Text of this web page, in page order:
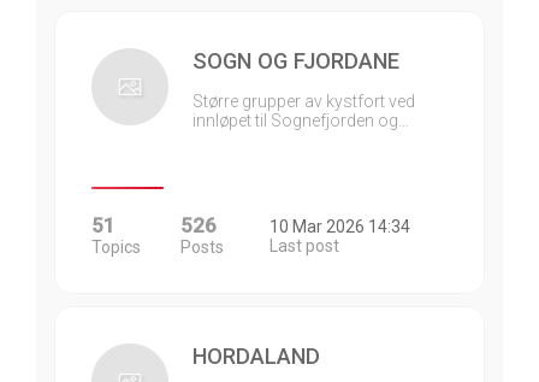
SOGN OG FJORDANE
Større grupper av kystfort ved
innløpet til Sognefjorden og…
51
Topics
526
Posts
10 Mar 2026 14:34
Last post
HORDALAND